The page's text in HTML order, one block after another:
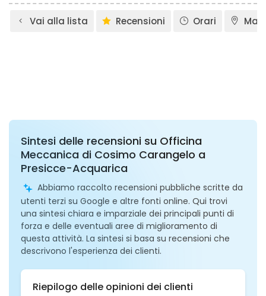
Vai alla lista Recensioni Orari
Sintesi delle recensioni su Officina
Meccanica di Cosimo Carangelo a
Presicce-Acquarica
Abbiamo raccolto recensioni pubbliche scritte da
utenti terzi su Google e altre fonti online. Qui trovi
una sintesi chiara e imparziale dei principali punti di
forza e delle eventuali aree di miglioramento di
questa attività. La sintesi si basa su recensioni che
descrivono l'esperienza dei clienti.
Riepilogo delle opinioni dei clienti